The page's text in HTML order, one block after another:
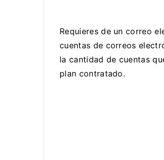
Requieres de un correo
cuentas de correos
la cantidad de cuentas
plan contratado.